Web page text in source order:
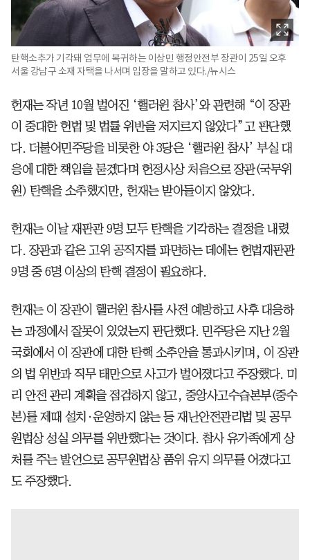
탄핵소추가 기각돼 업무에 복귀하는 이상민 행정안전부 장관이 25일 오후
서울 강남구 소재 자택을 나서며 입장을 말하고 있다./뉴시스
헌재는 작년 10월 벌어진 ‘핼러윈 참사’와 관련해 “이 장관
이 중대한 헌법 및 법률 위반을 저지르지 않았다”고 판단했
다. 더불어민주당을 비롯한 야 3당은 ‘핼러윈 참사’ 부실 대
응에 대한 책임을 묻겠다며 헌정사상 처음으로 장관(국무위
원) 탄핵을 소추했지만, 헌재는 받아들이지 않았다.
헌재는 이날 재판관 9명 모두 탄핵을 기각하는 결정을 내렸
다. 장관과 같은 고위 공직자를 파면하는 데에는 헌법재판관
9명 중 6명 이상의 탄핵 결정이 필요하다.
헌재는 이 장관이 핼러윈 참사를 사전 예방하고 사후 대응하
는 과정에서 잘못이 있었는지 판단했다. 민주당은 지난 2월
국회에서 이 장관에 대한 탄핵 소추안을 통과시키며, 이 장관
의 법 위반과 직무 태만으로 사고가 벌어졌다고 주장했다. 미
리 안전 관리 계획을 점검하지 않고, 중앙사고수습본부(중수
본)를 제때 설치·운영하지 않는 등 재난안전관리법 및 공무
원법상 성실 의무를 위반했다는 것이다. 참사 유가족에게 상
처를 주는 발언으로 공무원법상 품위 유지 의무를 어겼다고
도 주장했다.